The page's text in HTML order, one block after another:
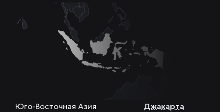
level
changed
Юго-Восточная Азия Джакарта